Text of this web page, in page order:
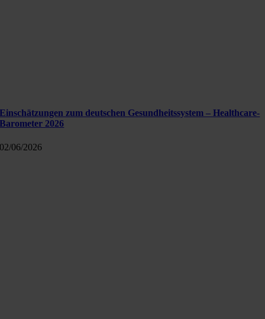
Einschätzungen zum deutschen Gesundheitssystem – Healthcare-
Barometer 2026
02/06/2026